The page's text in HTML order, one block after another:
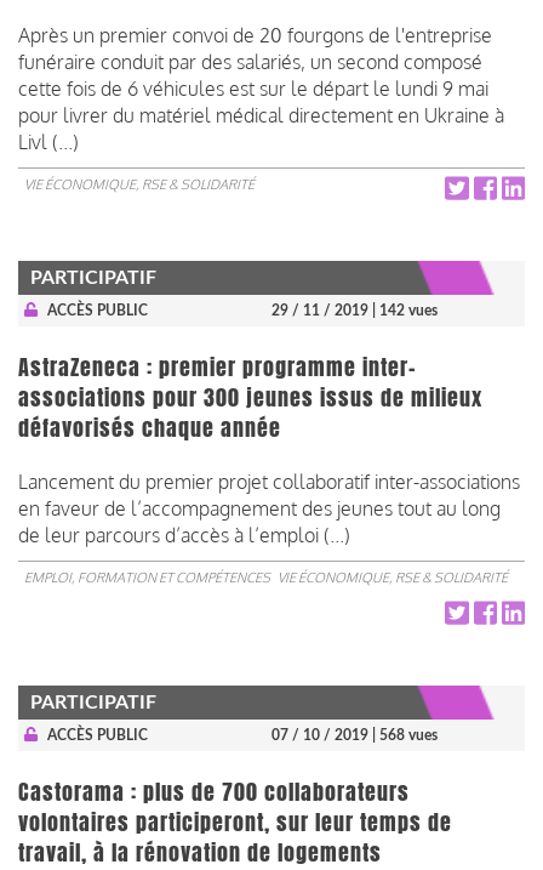
Après un premier convoi de 20 fourgons de l'entreprise
funéraire conduit par des salariés, un second composé
cette fois de 6 véhicules est sur le départ le lundi 9 mai
pour livrer du matériel médical directement en Ukraine à
Livl (...)
VIE ÉCONOMIQUE, RSE & SOLIDARITÉ
PARTICIPATIF
ACCÈS PUBLIC 29 / 11 / 2019 | 142 vues
AstraZeneca : premier programme inter-
associations pour 300 jeunes issus de milieux
défavorisés chaque année
Lancement du premier projet collaboratif inter-associations
en faveur de l’accompagnement des jeunes tout au long
de leur parcours d’accès à l’emploi (...)
EMPLOI, FORMATION ET COMPÉTENCES VIE ÉCONOMIQUE, RSE & SOLIDARITÉ
PARTICIPATIF
ACCÈS PUBLIC 07 / 10 / 2019 | 568 vues
Castorama : plus de 700 collaborateurs
volontaires participeront, sur leur temps de
travail, à la rénovation de logements